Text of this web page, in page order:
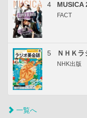
4 MUSICA
FACT
5 ＮＨＫ
NHK出版
一覧へ